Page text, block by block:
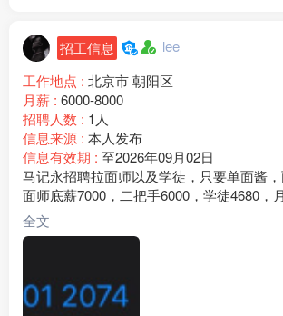
招工信息 lee
工作地点 : 北京市 朝阳区
月薪 : 6000-8000
招聘人数 : 1人
信息来源 : 本人发布
信息有效期 : 至2026年09月02日
马记永招聘拉面师以及学徒，只要单面酱
面师底薪7000，二把手6000，学徒4680，
作9个小时，工作氛围融洽，包吃住 ，清真
是回民地址：北京市朝阳区合生汇商场《马
全文